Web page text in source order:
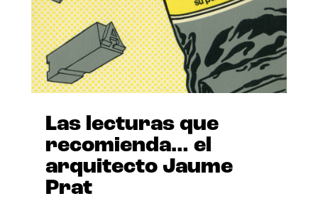
Las lecturas que
recomienda… el
arquitecto Jaume
Prat